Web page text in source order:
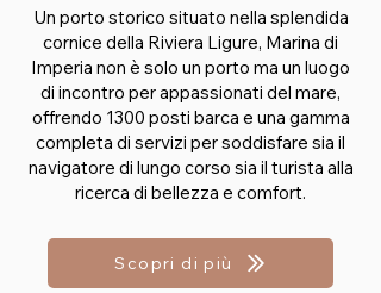
Un porto storico situato nella splendida
cornice della Riviera Ligure, Marina di
Imperia non è solo un porto ma un luogo
di incontro per appassionati del mare,
offrendo 1300 posti barca e una gamma
completa di servizi per soddisfare sia il
navigatore di lungo corso sia il turista alla
ricerca di bellezza e comfort.
Scopri di più